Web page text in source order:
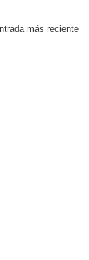
más reciente